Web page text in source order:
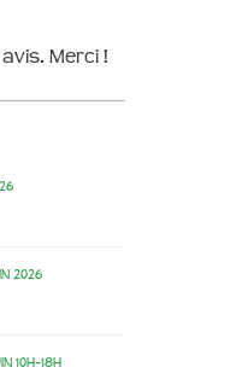
Merci !
2026
10h-18h